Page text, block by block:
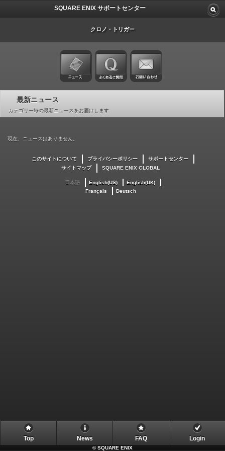
SQUARE ENIX サポートセンター
クロノ・トリガー
最新ニュース
カテゴリー毎の最新ニュースをお届けします
現在、ニュースはありません。
このサイトについて プライバシーポリシー
サポートセンター
サイトマップ
SQUARE ENIX GLOBAL
日本語 English(US)
English(UK)
Français
Deutsch
Top News FAQ Login
©SQUARE ENIX